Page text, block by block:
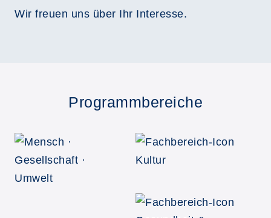
Wir freuen uns über Ihr Interesse.
Programmbereiche